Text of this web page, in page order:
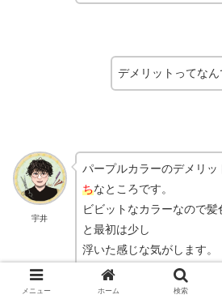
デメリットってなん
宇井
パープルカラーのデメリッ
ちなところです。
ビビットなカラーなので
と最初は少し
浮いた感じな気がします。
メニュー ホーム 検索